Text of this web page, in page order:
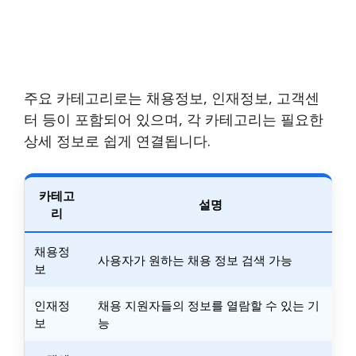
주요 카테고리로는 채용정보, 인재정보, 고객센
터 등이 포함되어 있으며, 각 카테고리는 필요한
상세 정보로 쉽게 연결됩니다.
카테고
리
설명
채용정
보
사용자가 원하는 채용 정보 검색 가능
인재정
보
채용 지원자들의 정보를 열람할 수 있는 기
능